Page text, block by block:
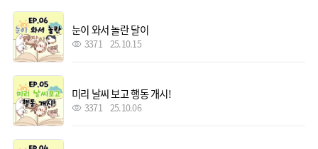
눈이 와서 놀란 달이
3371 25.10.15
미리 날씨 보고 행동 개시!
3371 25.10.06